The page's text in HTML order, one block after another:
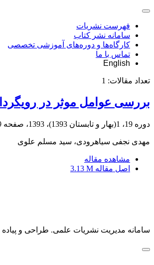
فهرست نشریات
سامانه نشر کتاب
کارگاه‌ها و دوره‌های آموزشی تخصصی
تماس با ما
English
تعداد مقالات: 1
بررسی عوامل موثر در
دوره 19، 1(بهار و تابستان 1393)، 1393، صفحه
مهدی نجفی سیاهرودی، سید مسلم علوی
مشاهده مقاله
اصل مقاله 3.13 M
سامانه مدیریت نشریات علمی. طراحی و